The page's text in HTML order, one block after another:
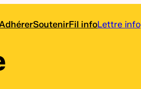
SoutenirFil infoLettre info